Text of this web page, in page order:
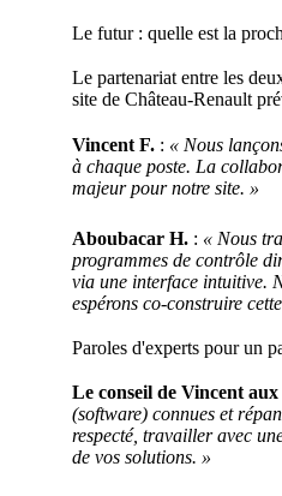
Le futur : quelle est la
Le partenariat entre les
site de Château-Renault
Vincent F. : « Nous
à chaque poste. La
majeur pour notre site. »
Aboubacar H. : « Nous
programmes de contrôle
via une interface intuitive.
espérons co-construire
Paroles d'experts pour un
Le conseil de Vincent
(software) connues et
respecté, travailler avec
de vos solutions. »